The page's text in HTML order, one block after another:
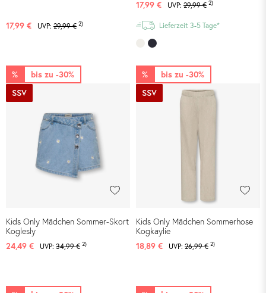
17,99 € UVP: 29,99 € 2)
17,99 €
UVP: 29,99 € 2)
Lieferzeit 3-5 Tage*
bis zu -30%
%
SSV
Kids Only Mädchen Sommer-Skort
Koglesly
24,49 €
UVP: 34,99 € 2)
bis zu -30%
%
SSV
Kids Only Mädchen Sommerhose
Kogkaylie
18,89 €
UVP: 26,99 € 2)